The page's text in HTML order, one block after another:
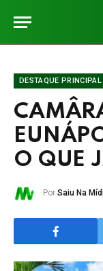
DESTAQUE PRINCIPAL
O QUE
Por Saiu Na